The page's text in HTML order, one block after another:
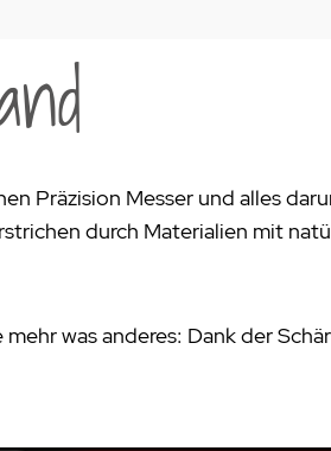
Präzision Messer und alles
durch Materialien mit
was anderes: Dank der